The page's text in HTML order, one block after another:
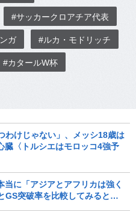
#サッカークロアチア代表
ガ #ルカ・モドリッチ
#カタールW杯
わけじゃない」、メッシ18歳は
〈トルシエはモロッコ4強予
当に「アジアとアフリカは強く
GS突破率を比較してみると…